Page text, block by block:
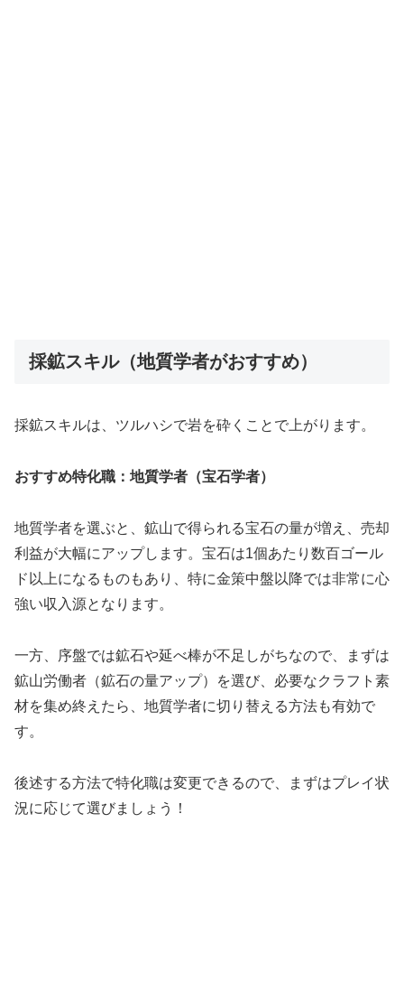
採鉱スキル（地質学者がおすすめ）
採鉱スキルは、ツルハシで岩を砕くことで上がります。
おすすめ特化職：地質学者（宝石学者）
地質学者を選ぶと、鉱山で得られる宝石の量が増え、売却
利益が大幅にアップします。宝石は1個あたり数百ゴール
ド以上になるものもあり、特に金策中盤以降では非常に心
強い収入源となります。
一方、序盤では鉱石や延べ棒が不足しがちなので、まずは
鉱山労働者（鉱石の量アップ）を選び、必要なクラフト素
材を集め終えたら、地質学者に切り替える方法も有効で
す。
後述する方法で特化職は変更できるので、まずはプレイ状
況に応じて選びましょう！